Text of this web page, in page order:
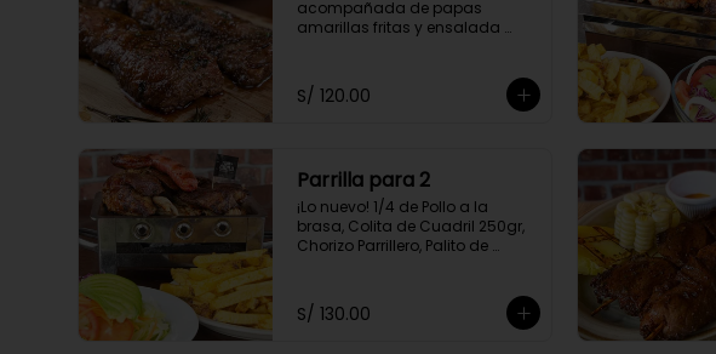
acompañada de papas
amarillas fritas y ensalada
S/ 120.00
Parrilla para 2
¡Lo nuevo! 1/4 de Pollo a la
brasa, Colita de Cuadril 250gr,
Chorizo Parrillero, Palito de
Fritas y Ensalada Parrillera.
S/ 130.00